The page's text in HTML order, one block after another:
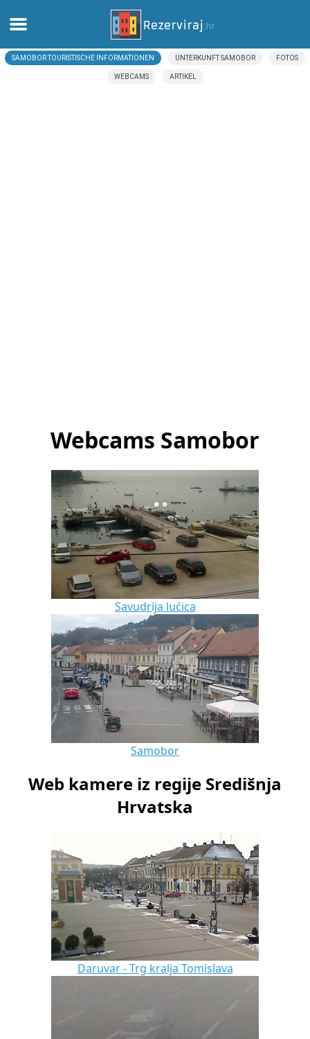
Zuhause
SAMOBOR TOURISTISCHE INFORMATIONEN UNTERKUNFT SAMOBOR FOTOS
WEBCAMS ARTIKEL
Webcams Samobor
Savudrija lućica
Samobor
Web kamere iz regije Središnja
Hrvatska
Daruvar - Trg kralja Tomislava